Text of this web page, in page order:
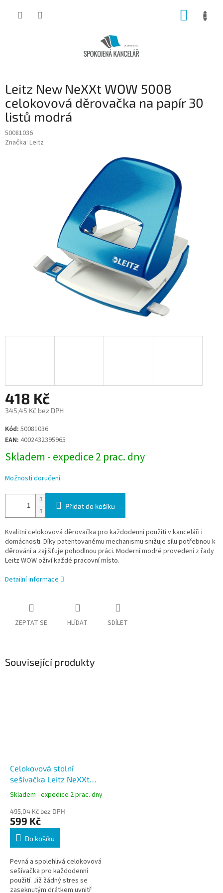
Leitz New NeXXt WOW 5008
celokovová děrovačka na papír 30
listů modrá
50081036
Značka: Leitz
418 Kč
345,45 Kč bez DPH
Měrná
cena:
Kód: 50081036
EAN: 4002432395965
Skladem - expedice 2 prac. dny
Možnosti doručení
Přidat do košíku
Kvalitní celokovová děrovačka pro každodenní použití v kanceláři i
domácnosti. Díky patentovanému mechanismu snižuje sílu potřebnou k
děrování a zajišťuje pohodlnou práci. Moderní modré provedení z řady
Leitz WOW oživí každé pracovní místo.
Detailní informace
ZEPTAT SE HLÍDAT SDÍLET
Související produkty
Celokovová stolní
sešívačka Leitz NeXXt
5502, světle modrá
Skladem - expedice 2 prac. dny
495,04 Kč bez DPH
599 Kč
Do košíku
Pevná a spolehlivá celokovová
sešívačka pro každodenní
použití. Již žádný stres se
zaseknutým drátkem uvnitř